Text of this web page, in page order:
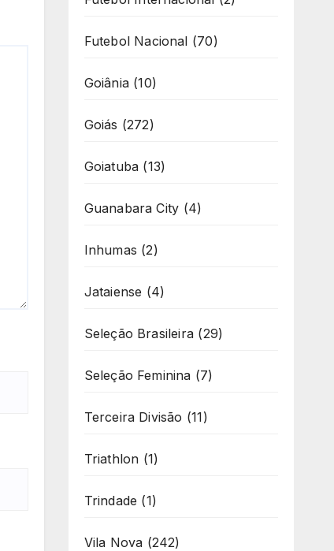
Futebol Nacional (70)
Goiânia(10)
Goiás (272)
Goiatuba (13)
Guanabara City (4)
Inhumas (2)
Jataiense (4)
Seleção Brasileira (29)
Seleção Feminina (7)
Terceira Divisão (11)
Triathlon (1)
Trindade (1)
Vila Nova (242)